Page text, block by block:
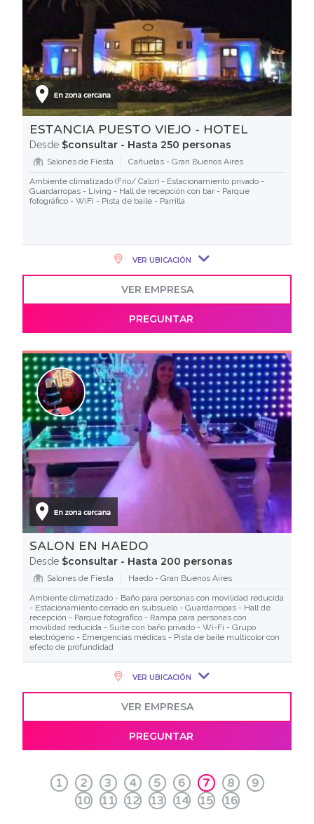
ESTANCIA PUESTO VIEJO - HOTEL
Desde $consultar - Hasta 250 personas
Salones de Fiesta
Cañuelas - Gran Buenos Aires
Ambiente climatizado (Frio/ Calor) - Estacionamiento privado -
Guardarropas - Living - Hall de recepción con bar - Parque
fotográfico - WiFi - Pista de baile - Parrilla
VER UBICACIÓN
VER EMPRESA
PREGUNTAR
SALON EN HAEDO
Desde $consultar - Hasta 200 personas
Salones de Fiesta
Haedo - Gran Buenos Aires
Ambiente climatizado - Baño para personas con movilidad reducida
- Estacionamiento cerrado en subsuelo - Guardarropas - Hall de
recepción - Parque fotográfico - Rampa para personas con
movilidad reducida - Suite con baño privado - Wi-Fi - Grupo
electrógeno - Emergencias médicas - Pista de baile multicolor con
efecto de profundidad
VER UBICACIÓN
VER EMPRESA
PREGUNTAR
1 2 3 4 5 6 7 8
9
10
11 12 13 14 15 16